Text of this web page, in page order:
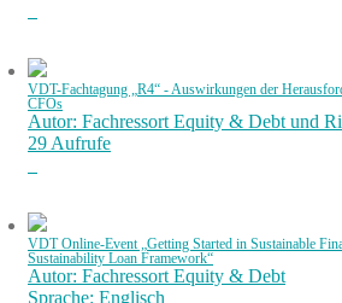
VDT-Fachtagung „R4“ - Auswirkungen der
CFOs
Autor: Fachressort Equity & Debt und
29 Aufrufe
VDT Online-Event „Getting Started in Sustainable
Sustainability Loan Framework“
Autor: Fachressort Equity & Debt
Sprache: Englisch